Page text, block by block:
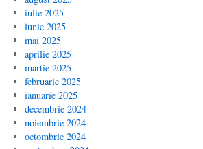
iulie 2025
iunie 2025
mai 2025
aprilie 2025
martie 2025
februarie 2025
ianuarie 2025
decembrie 2024
noiembrie 2024
octombrie 2024